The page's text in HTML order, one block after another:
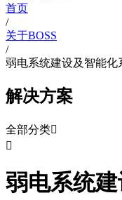
首页
/
关于BOSS
/
弱电系统建设及智能化
解决方案
全部分类

弱电系统